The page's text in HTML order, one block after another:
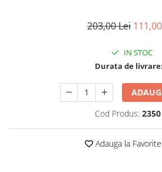
Costume si seturi pentru copii
Accesorii costume copii
Plusuri roblox, rainbow friend
203,00 Lei
IN STOC
Durata de livrare:
Cod Produs: 2350
Adauga la Favorite